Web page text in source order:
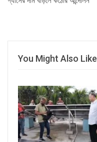
You Might Also Like